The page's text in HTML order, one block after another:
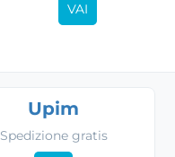
VAI
Upim
Spedizione gratis